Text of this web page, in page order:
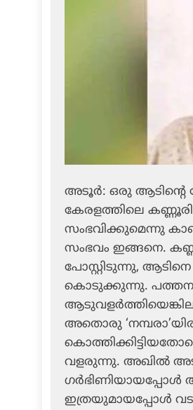
അടൂര്‍: ഒരു ആടിന്റെ
കേരളത്തിലെ
സംഭവിക്കുമെന്നു
സംഭവം ഇങ്ങനെ.
പോസ്റ്റിടുന്നു,
കൊടുക്കുന്നു.
അതൊരു
വളരുന്നു. അഖില്‍
ഗര്‍ഭിണിയായപ്പോള്‍
ഇത്രയുമായപ്പോള്‍